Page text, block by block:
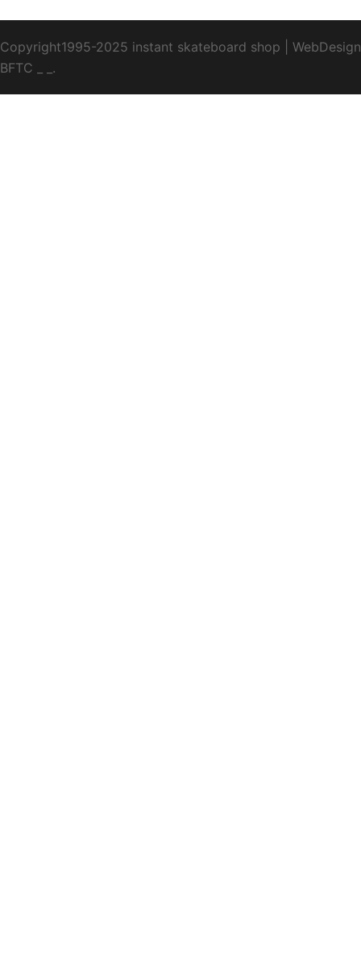
Copyright1995-2025 instant skateboard shop
WebDesign
BFTC _ _.